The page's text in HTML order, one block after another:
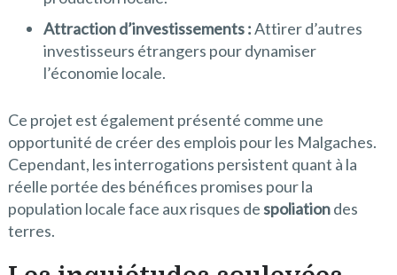
Attraction d’investissements :Attirer d’autres
investisseurs étrangers pour dynamiser
l’économie locale.
Ce projet est également présenté comme une
opportunité de créer des emplois pour les Malgaches.
Cependant, les interrogations persistent quant à la
réelle portée des bénéfices promises pour la
population locale face aux risques despoliationdes
terres.